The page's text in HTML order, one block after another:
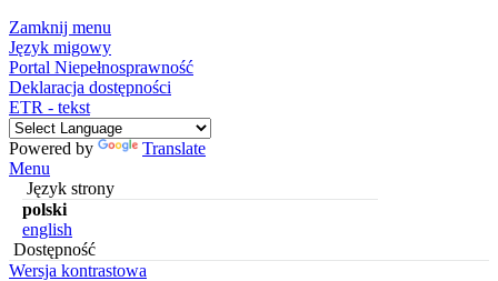
Zamknij menu
Język migowy
Portal Niepełnosprawność
Deklaracja dostępności
ETR - tekst
Powered by
Translate
Menu
Język strony
polski
english
Dostępność
Wersja kontrastowa